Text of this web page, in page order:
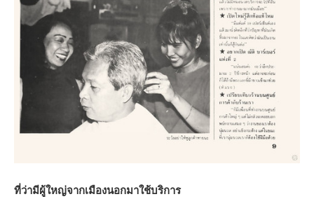
ที่ว่ามีผู้ใหญ่จากเมืองนอกมาใช้บริการ